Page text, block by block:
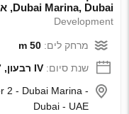
Dubai Marina, Dubai, איחוד האמירויות מספר 577152
Development
מרחק לים:50 m
שנת סיום:IV רבעון, 2027, off-plan
2 - Dubai Marina -
Dubai - UAE